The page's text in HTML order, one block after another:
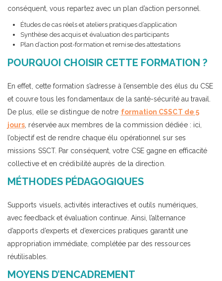
conséquent, vous repartez avec un plan d’action personnel.
Études de cas réels et ateliers pratiques d’application
Synthèse des acquis et évaluation des participants
Plan d’action post-formation et remise des attestations
POURQUOI CHOISIR CETTE FORMATION ?
En effet, cette formation s’adresse à l’ensemble des élus du CSE
et couvre tous les fondamentaux de la santé-sécurité au travail.
De plus, elle se distingue de notre formation CSSCT de 5
jours , réservée aux membres de la commission dédiée : ici,
l’objectif est de rendre chaque élu opérationnel sur ses
missions SSCT. Par conséquent, votre CSE gagne en efficacité
collective et en crédibilité auprès de la direction.
MÉTHODES PÉDAGOGIQUES
Supports visuels, activités interactives et outils numériques,
avec feedback et évaluation continue. Ainsi, l’alternance
d’apports d’experts et d’exercices pratiques garantit une
appropriation immédiate, complétée par des ressources
réutilisables.
MOYENS D’ENCADREMENT